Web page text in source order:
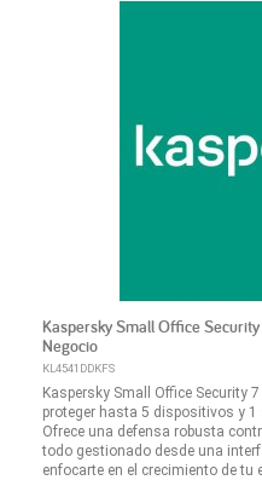
Kaspersky Small Office
Negocio
KL4541DDKFS
Kaspersky Small Office Security
proteger hasta 5 dispositivos y 1
Ofrece una defensa robusta
todo gestionado desde una
enfocarte en el crecimiento de tu